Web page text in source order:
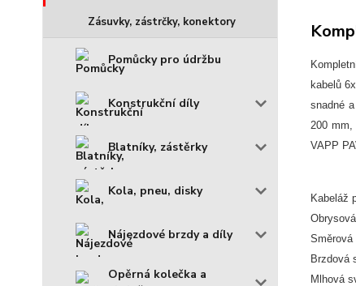
Zásuvky, zástrčky, konektory
Pomůcky pro údržbu
Konstrukční díly
Blatníky, zástěrky
Kola, pneu, disky
Nájezdové brzdy a díly
Opěrná kolečka a
kabelů
snadné
200 mm,
VAPP
Kabeláž
Směrová
Brzdová
Mlhová